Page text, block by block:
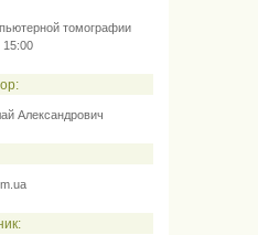
томографии
15:00
Александрович